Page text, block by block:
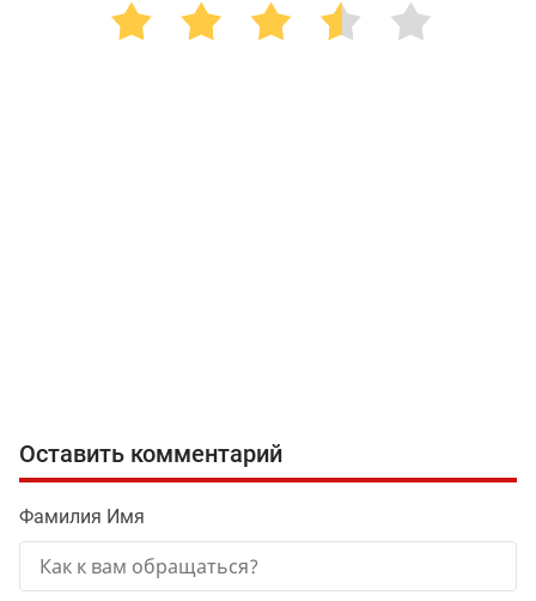
Оставить комментарий
Фамилия Имя